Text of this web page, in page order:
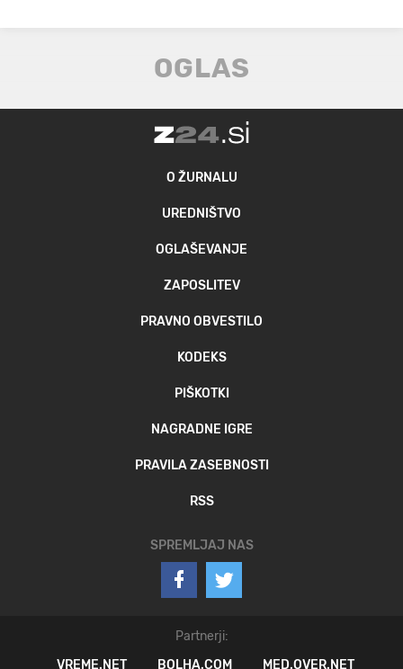
O ŽURNALU
UREDNIŠTVO
OGLAŠEVANJE
ZAPOSLITEV
PRAVNO OBVESTILO
KODEKS
PIŠKOTKI
NAGRADNE IGRE
PRAVILA ZASEBNOSTI
RSS
SPREMLJAJ NAS
Partnerji:
VREME.NET
BOLHA.COM MED.OVER.NET